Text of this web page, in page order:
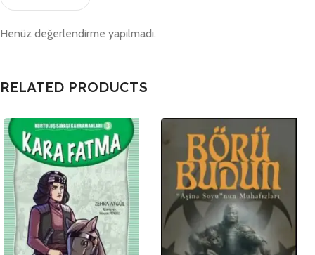
Henüz değerlendirme yapılmadı.
RELATED PRODUCTS